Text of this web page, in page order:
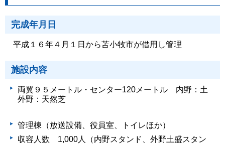
完成年月日
平成１６年４月１日から苫小牧市が借用し管理
施設内容
両翼９５メートル・センター120メートル 内野：土
外野：天然芝
管理棟（放送設備、役員室、トイレほか）
収容人数 1,000人（内野スタンド、外野土盛スタン